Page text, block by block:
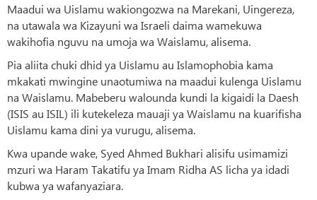
Maadui wa Uislamu wakiongozwa na Marekani, Uingereza,
na utawala wa Kizayuni wa Israeli daima wamekuwa
wakihofia nguvu na umoja wa Waislamu, alisema.
Pia aliita chuki dhid ya Uislamu au Islamophobia kama
mkakati mwingine unaotumiwa na maadui kulenga Uislamu
na Waislamu. Mabeberu walounda kundi la kigaidi la Daesh
(ISIS au ISIL) ili kutekeleza mauaji ya Waislamu na kuarifisha
Uislamu kama dini ya vurugu, alisema.
Kwa upande wake, Syed Ahmed Bukhari alisifu usimamizi
mzuri wa Haram Takatifu ya Imam Ridha AS licha ya idadi
kubwa ya wafanyaziara.